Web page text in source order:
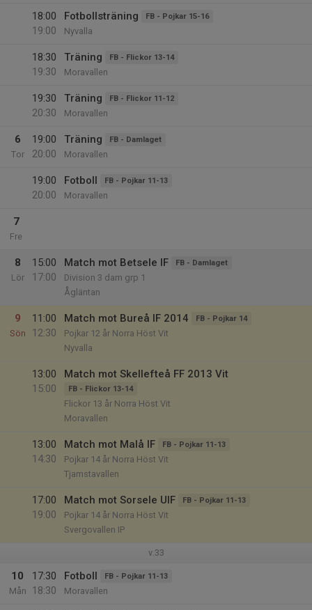
18:00
19:00
Fotbollsträning FB - Pojkar 15-16
Nyvalla
18:30
19:30
Träning FB - Flickor 13-14
Moravallen
19:30
20:30
Träning FB - Flickor 11-12
Moravallen
6
Tor
19:00
20:00
Träning FB - Damlaget
Moravallen
19:00
20:00
Fotboll FB - Pojkar 11-13
Moravallen
7
Fre
8
Lör
15:00
17:00
Match mot Betsele IF FB - Damlaget
Division 3 dam grp 1
Ågläntan
9
Sön
11:00
12:30
Match mot Bureå IF 2014 FB - Pojkar 14
Pojkar 12 år Norra Höst Vit
Nyvalla
13:00
15:00
Match mot Skellefteå FF 2013 Vit
FB - Flickor 13-14
Flickor 13 år Norra Höst Vit
Moravallen
13:00
14:30
Match mot Malå IF FB - Pojkar 11-13
Pojkar 14 år Norra Höst Vit
Tjamstavallen
17:00
19:00
Match mot Sorsele UIF FB - Pojkar 11-13
Pojkar 14 år Norra Höst Vit
Svergovallen IP
v.33
10
Mån
17:30
18:30
Fotboll FB - Pojkar 11-13
Moravallen